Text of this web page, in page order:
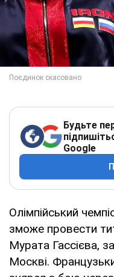
Будьте
Google
Олімпійський
зможе провести
Мурата Гассієва,
Москві.